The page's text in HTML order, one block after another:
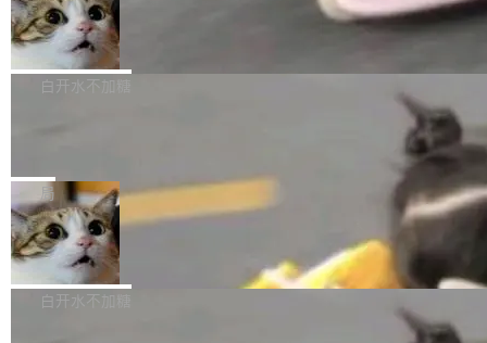
库继续执行。存储库是持久化的唯一真相...
样的次旗舰。 Galaxy Z Fold8 Ultra / Z Fold8 /
Z Flip8三款折叠屏新机均在7月22日发布，且全
部搭载骁龙8 Elite Gen5 for Galaxy，它们本该
ltaDB 的核心思路直接写在 landing page 最显
眼的位置：「Software is made between com
mits」——软件是在 commit 之间写出来的。git
是把这段空隙补上。 回退到任何一次编辑：Delt
aDB 捕获 commit 之间的每一次操作，...
SpaceXAI 单季资本开支达 183 亿美元
根据风险投资人Tomer Tunguz 博客（VC 分
析）披露的最新分析与第二季度业绩报告，Spac
微软同期总资本开支的四成。 与亚马逊、Alpha
bet、微软以及 Meta 等传统科技巨头相比，Spa
ceXAI的资金消耗速度尤为引人瞩目。然而，支
撑庞大支出的资金来源却呈现出截然不同的面
貌。数据显示，微软和 Meta 主要依托充沛的经
白开水不加糖
一个在终端里运行的编程 agent；Muse Spark
1.2，驱动这个 agent 的新模型。一句话概括：
你可以用 curl -fsSL https://dev.meta.ai/install.
sh | bash 安装一个能在大项目里自动规划、写
代码、验证结果的 AI 终端工具。 据介绍，Muse
局
美团开源 LoHoSearch，用知识图谱校
准 AI 能力认知
机器出题的前提，是让机器拥有全局视野。整个
构建流程可以分为四个环节：建图 → 控制难度
白开水不加糖